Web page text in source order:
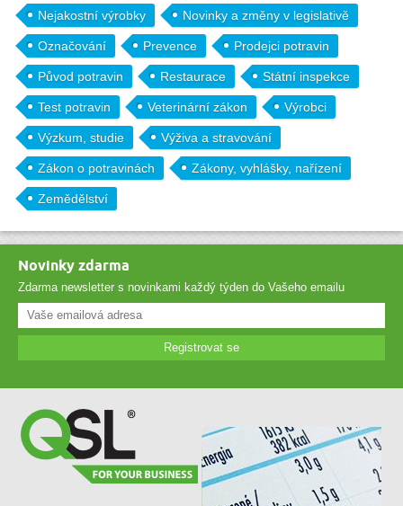
Nejakostní výrobky Novinky a změny v legislativě
Označování Prevence Prodejci potravin
Původ potravin Restaurace Státní inspekce
Test potravin Veterinární zákon Výrobci
Výzkum, studie Výživa a stravování
Zákon o potravinách Zákony, vyhlášky, nařízení
Zemědělství
Novinky zdarma
Zdarma newsletter s novinkami každý týden do Vašeho emailu
Registrovat se